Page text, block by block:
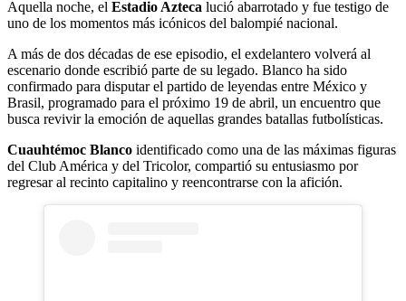
Aquella noche, el Estadio Azteca lució abarrotado y fue testigo de
uno de los momentos más icónicos del balompié nacional.
A más de dos décadas de ese episodio, el exdelantero volverá al
escenario donde escribió parte de su legado. Blanco ha sido
confirmado para disputar el partido de leyendas entre México y
Brasil, programado para el próximo 19 de abril, un encuentro que
busca revivir la emoción de aquellas grandes batallas futbolísticas.
Cuauhtémoc Blanco identificado como una de las máximas figuras
del Club América y del Tricolor, compartió su entusiasmo por
regresar al recinto capitalino y reencontrarse con la afición.